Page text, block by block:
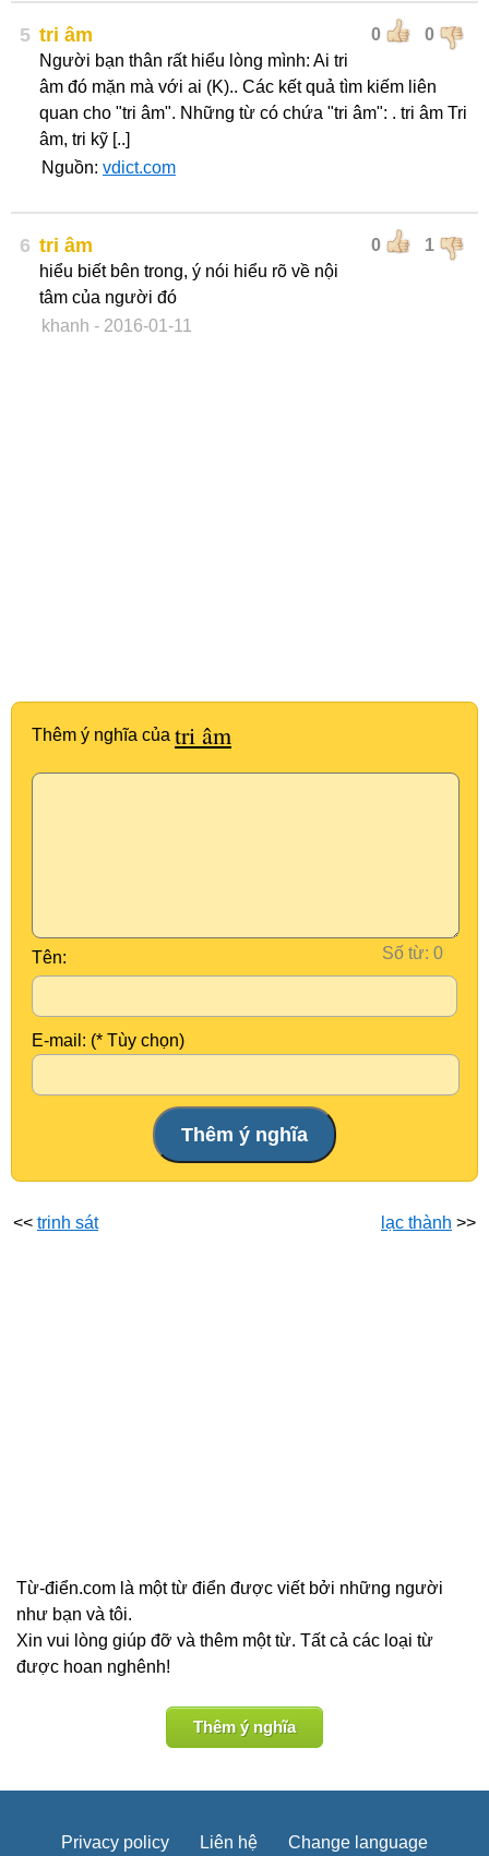
5 0 0
tri âm
Người bạn thân rất hiểu lòng mình: Ai tri
âm đó mặn mà với ai (K).. Các kết quả tìm kiếm liên
quan cho "tri âm". Những từ có chứa "tri âm": . tri âm Tri
âm, tri kỹ [..]
Nguồn: vdict.com
6 0 1
tri âm
hiểu biết bên trong, ý nói hiểu rõ về nội
tâm của người đó
khanh - 2016-01-11
Thêm ý nghĩa của tri âm
Số từ:
Tên:
E-mail: (* Tùy chọn)
<< trinh sát lạc thành >>
Từ-điển.com là một từ điển được viết bởi những người
như bạn và tôi.
Xin vui lòng giúp đỡ và thêm một từ. Tất cả các loại từ
được hoan nghênh!
Thêm ý nghĩa
Privacy policy Liên hệ Change language